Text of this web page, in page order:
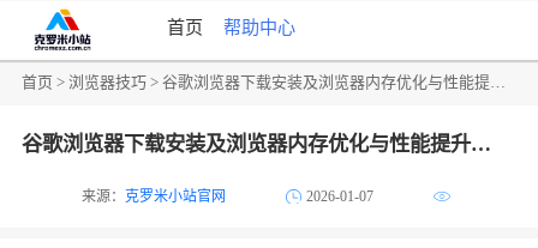
首页 帮助中心
首页 >浏览器技巧 > 谷歌浏览器下载安装及浏览器内存优化与性能提升技巧
谷歌浏览器下载安装及浏览器内存优化与性能提升技巧
来源：克罗米小站官网 2026-01-07